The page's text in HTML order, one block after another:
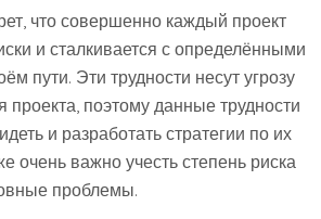
что совершенно каждый проект
и сталкивается с определёнными
пути. Эти трудности несут угрозу
проекта, поэтому данные трудности
и разработать стратегии по их
очень важно учесть степень риска
проблемы.